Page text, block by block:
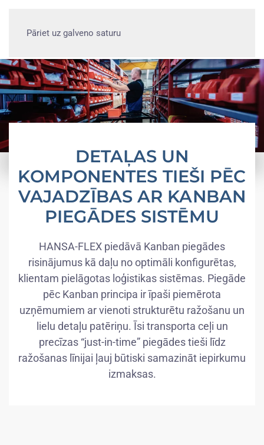
Pāriet uz galveno saturu
DETAĻAS UN
KOMPONENTES TIEŠI PĒC
VAJADZĪBAS AR KANBAN
PIEGĀDES SISTĒMU
HANSA-FLEX piedāvā Kanban piegādes
risinājumus kā daļu no optimāli konfigurētas,
klientam pielāgotas loģistikas sistēmas. Piegāde
pēc Kanban principa ir īpaši piemērota
uzņēmumiem ar vienoti strukturētu ražošanu un
lielu detaļu patēriņu. Īsi transporta ceļi un
precīzas “just-in-time” piegādes tieši līdz
ražošanas līnijai ļauj būtiski samazināt iepirkumu
izmaksas.